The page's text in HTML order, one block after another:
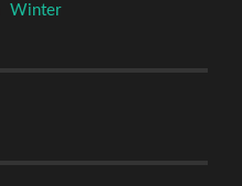
Winter